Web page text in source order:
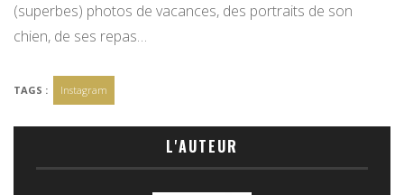
(superbes) photos de vacances, des portraits de son
chien, de ses repas…
TAGS : Instagram
L'AUTEUR